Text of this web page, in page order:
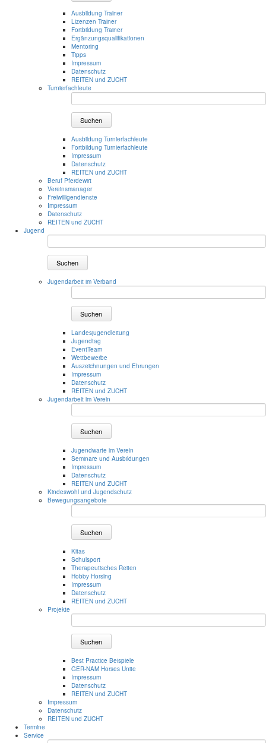
Ausbildung Trainer
Lizenzen Trainer
Fortbildung Trainer
Ergänzungsqualifikationen
Mentoring
Tipps
Impressum
Datenschutz
REITEN und ZUCHT
Turnierfachleute
Suchen
Ausbildung Turnierfachleute
Fortbildung Turnierfachleute
Impressum
Datenschutz
REITEN und ZUCHT
Beruf Pferdewirt
Vereinsmanager
Freiwilligendienste
Impressum
Datenschutz
REITEN und ZUCHT
Jugend
Suchen
Jugendarbeit im Verband
Suchen
Landesjugendleitung
Jugendtag
EventTeam
Wettbewerbe
Auszeichnungen und Ehrungen
Impressum
Datenschutz
REITEN und ZUCHT
Jugendarbeit im Verein
Suchen
Jugendwarte im Verein
Seminare und Ausbildungen
Impressum
Datenschutz
REITEN und ZUCHT
Kindeswohl und Jugendschutz
Bewegungsangebote
Suchen
Kitas
Schulsport
Therapeutisches Reiten
Hobby Horsing
Impressum
Datenschutz
REITEN und ZUCHT
Projekte
Suchen
Best Practice Beispiele
GER-NAM Horses Unite
Impressum
Datenschutz
REITEN und ZUCHT
Impressum
Datenschutz
REITEN und ZUCHT
Termine
Service